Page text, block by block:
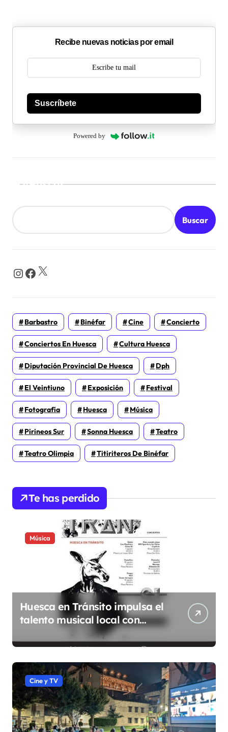
Recibe nuevas noticias por email
Suscríbete
Powered by
Buscar
Buscar
InstagramFacebook X
Barbastro Binéfar Cine Concierto
Conciertos En Huesca Cultura Huesca
Diputación Provincial De Huesca Dph
El Veintiuno Exposición Festival
Fotografía Huesca Música
Pirineos Sur Sonna Huesca Teatro
Teatro Olimpia Titiriteros De Binéfar
Te has perdido
Música
Huesca en Tránsito impulsa el
talento musical local con
conciertos durante todo 2026
Cine y TV